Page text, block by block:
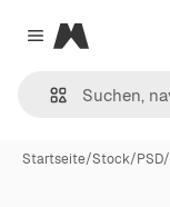
Close menu
Magnific
Startseite/Stock/PSD/